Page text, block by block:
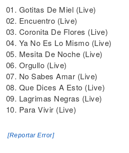
01. Gotitas De Miel (Live)
02. Encuentro (Live)
03. Coronita De Flores (Live)
04. Ya No Es Lo Mismo (Live)
05. Mesita De Noche (Live)
06. Orgullo (Live)
07. No Sabes Amar (Live)
08. Que Dices A Esto (Live)
09. Lagrimas Negras (Live)
10. Para Vivir (Live)
[Reportar Error]